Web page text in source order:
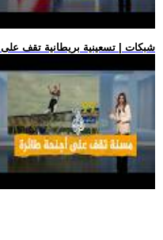
.. شبكات | تسعينية بريطانية تقف على